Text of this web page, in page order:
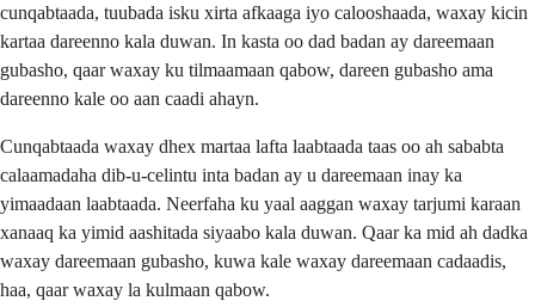
cunqabtaada, tuubada isku xirta afkaaga iyo calooshaada, waxay kicin
kartaa dareenno kala duwan. In kasta oo dad badan ay dareemaan
gubasho, qaar waxay ku tilmaamaan qabow, dareen gubasho ama
dareenno kale oo aan caadi ahayn.
Cunqabtaada waxay dhex martaa lafta laabtaada taas oo ah sababta
calaamadaha dib-u-celintu inta badan ay u dareemaan inay ka
yimaadaan laabtaada. Neerfaha ku yaal aaggan waxay tarjumi karaan
xanaaq ka yimid aashitada siyaabo kala duwan. Qaar ka mid ah dadka
waxay dareemaan gubasho, kuwa kale waxay dareemaan cadaadis,
haa, qaar waxay la kulmaan qabow.